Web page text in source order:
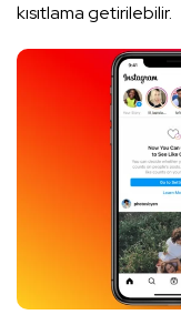
kısıtlama getirilebilir.